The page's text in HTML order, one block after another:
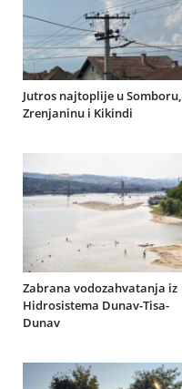
Jutros najtoplije u Somboru,
Zrenjaninu i Kikindi
Zabrana vodozahvatanja iz
Hidrosistema Dunav-Tisa-
Dunav